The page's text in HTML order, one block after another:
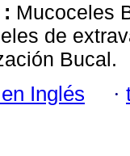
Mucoceles
de
Bucal.
Inglés ·